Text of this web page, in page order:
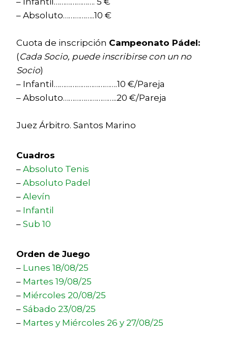
– Absoluto……………..10 €
Cuota de inscripción Campeonato Pádel:
(Cada Socio, puede inscribirse con un no
Socio)
– Infantil…………………………….10 €/Pareja
– Absoluto………………………..20 €/Pareja
Juez Árbitro. Santos Marino
Cuadros
– Absoluto Tenis
– Absoluto Padel
– Alevín
– Infantil
– Sub 10
Orden de Juego
– Lunes 18/08/25
– Martes 19/08/25
– Miércoles 20/08/25
– Sábado 23/08/25
– Martes y Miércoles 26 y 27/08/25